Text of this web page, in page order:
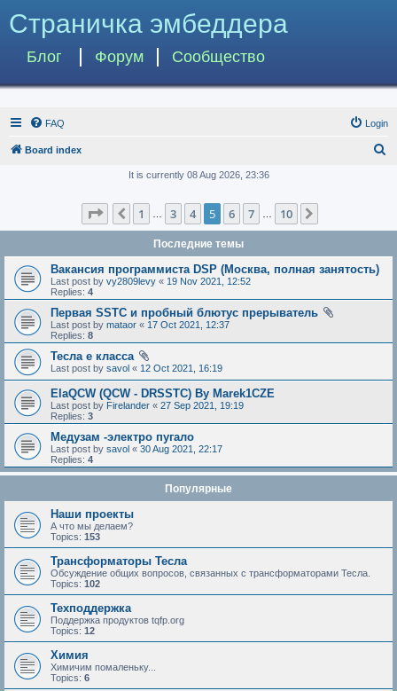
Страничка эмбеддера
Блог Форум Сообщество
FAQ Login
Board index
c
h
It is currently 08 Aug 2026, 23:36
Page of10
Previous
1 3 4 5 6 7 10
Последние темы
Вакансия программиста DSP (Москва, полная занятость)
Last post by vy2809levy « 19 Nov 2021, 12:52
Replies: 4
Первая SSTC и пробный блютус прерыватель
Last post by mataor « 17 Oct 2021, 12:37
Replies: 8
Тесла е класса
Last post by savol « 12 Oct 2021, 16:19
ElaQCW (QCW - DRSSTC) By Marek1CZE
Last post by Firelander « 27 Sep 2021, 19:19
Replies: 3
Медузам -электро пугало
Last post by savol « 30 Aug 2021, 22:17
Replies: 4
Популярные
Наши проекты
А что мы делаем?
Topics: 153
Трансформаторы Тесла
Обсуждение общих вопросов, связанных с трансформаторами Тесла.
Topics: 102
Техподдержка
Поддержка продуктов tqfp.org
Topics: 12
Химия
Химичим помаленьку...
Topics: 6